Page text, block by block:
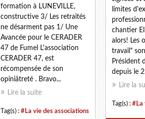
formation à LUNEVILLE,
constructive 3/ Les retraités
ne désarment pas 1/ Une
Avancée pour le CERADER
47 de Fumel L'association
CERADER 47, est
récompensée de son
opiniâtreté . Bravo...
Lire la suite
Tag(s) : #La vie des associations
limites
chantier
alors! Les
travail"
Président
depuis le
Lire la
Tag(s) : #La